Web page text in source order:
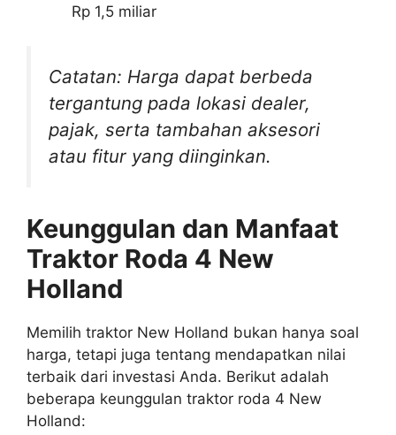
Rp 1,5 miliar
Catatan: Harga dapat berbeda
tergantung pada lokasi dealer,
pajak, serta tambahan aksesori
atau fitur yang diinginkan.
Keunggulan dan Manfaat
Traktor Roda 4 New
Holland
Memilih traktor New Holland bukan hanya soal
harga, tetapi juga tentang mendapatkan nilai
terbaik dari investasi Anda. Berikut adalah
beberapa keunggulan traktor roda 4 New
Holland: